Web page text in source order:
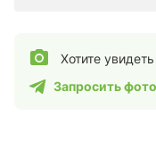
Хотите
Запросить